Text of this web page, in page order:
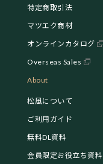
特定商取引法
マツエク商材
オンラインカタログ
Overseas Sales
About
松風について
ご利用ガイド
無料DL資料
会員限定お役立ち資料